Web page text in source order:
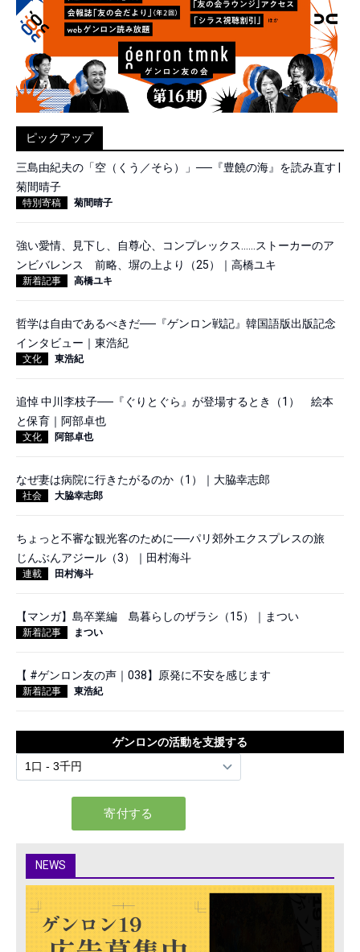
ピックアップ
三島由紀夫の「空（くう／そら）」──『豊饒の海』を読み直す |
菊間晴子
特別寄稿 菊間晴子
強い愛情、見下し、自尊心、コンプレックス……ストーカーのア
ンビバレンス 前略、塀の上より（25）｜高橋ユキ
新着記事 高橋ユキ
哲学は自由であるべきだ──『ゲンロン戦記』韓国語版出版記念
インタビュー｜東浩紀
文化 東浩紀
追悼 中川李枝子──『ぐりとぐら』が登場するとき（1） 絵本
と保育｜阿部卓也
文化 阿部卓也
なぜ妻は病院に行きたがるのか（1）｜大脇幸志郎
社会 大脇幸志郎
ちょっと不審な観光客のために──パリ郊外エクスプレスの旅
じんぶんアジール（3）｜田村海斗
連載 田村海斗
【マンガ】島卒業編 島暮らしのザラシ（15）｜まつい
新着記事 まつい
【 #ゲンロン友の声｜038】原発に不安を感じます
新着記事 東浩紀
ゲンロンの活動を支援する
NEWS